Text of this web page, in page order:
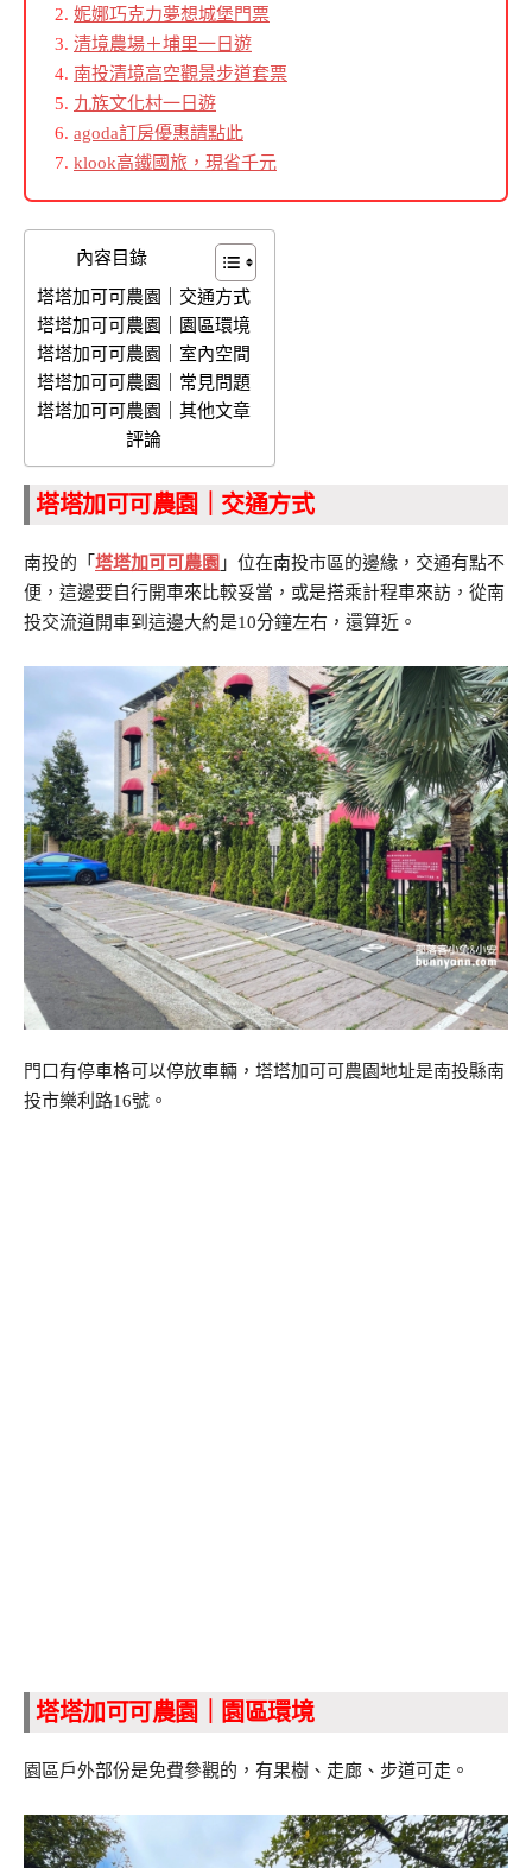
妮娜巧克力夢想城堡門票
清境農場＋埔里一日遊
南投清境高空觀景步道套票
九族文化村一日遊
agoda訂房優惠請點此
klook高鐵國旅，現省千元
內容目錄
塔塔加可可農園｜交通方式
塔塔加可可農園｜園區環境
塔塔加可可農園｜室內空間
塔塔加可可農園｜常見問題
塔塔加可可農園｜其他文章
評論
塔塔加可可農園｜交通方式
南投的「 塔塔加可可農園 」位在南投市區的邊緣，交通有點不
便，這邊要自行開車來比較妥當，或是搭乘計程車來訪，從南
投交流道開車到這邊大約是10分鐘左右，還算近。
門口有停車格可以停放車輛，塔塔加可可農園地址是南投縣南
投市樂利路16號。
塔塔加可可農園｜園區環境
園區戶外部份是免費參觀的，有果樹、走廊、步道可走。